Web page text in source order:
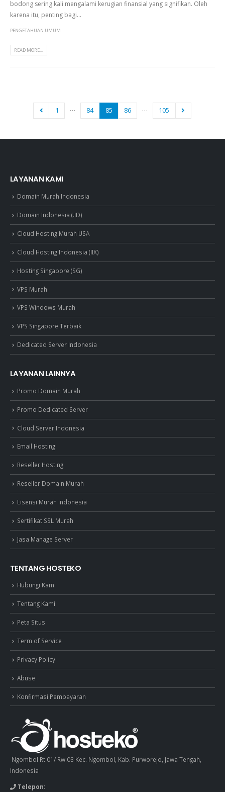
bodong sering kali mengalami kerugian finansial yang signifikan. Oleh
karena itu, penting bagi...
PENGETAHUAN UMUM
READ MORE...
1 … 84 85 86 … 105
LAYANAN KAMI
Domain Murah Indonesia
Domain Indonesia (.ID)
Cloud Hosting Murah USA
Cloud Hosting Indonesia (IIX)
Hosting Singapore (SG)
VPS Murah
VPS Windows Murah
VPS Singapore Terbaik
Dedicated Server Indonesia
LAYANAN LAINNYA
Promo Domain Murah
Promo Dedicated Server
Cloud Server Indonesia
Email Hosting
Reseller Hosting
Reseller Domain Murah
Lisensi Murah Indonesia
Sertifikat SSL Murah
Jasa Manage Server
TENTANG HOSTEKO
Hubungi Kami
Tentang Kami
Peta Situs
Term of Service
Privacy Policy
Abuse
Konfirmasi Pembayaran
Ngombol Rt.01/ Rw.03 Kec. Ngombol, Kab. Purworejo, Jawa Tengah,
Indonesia
Telepon: